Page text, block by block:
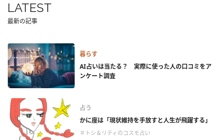
LATEST
最新の記事
暮らす
AI占いは当たる？ 実際に使った人の口コミをア
ンケート調査
占う
かに座は「現状維持を手放すと人生が飛躍する」
＃トシ＆リティのコスモ占い